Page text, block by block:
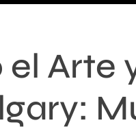
Arte